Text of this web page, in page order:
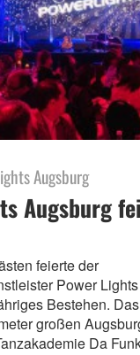
Augsburg
Augsburg
feierte der
Power
Bestehen.
großen
Da